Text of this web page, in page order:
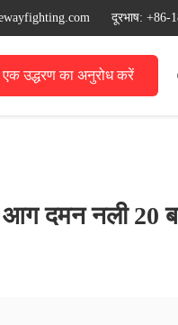
दूरभाष: +86-
एक उद्धरण का अनुरोध करें
दमन नली 20